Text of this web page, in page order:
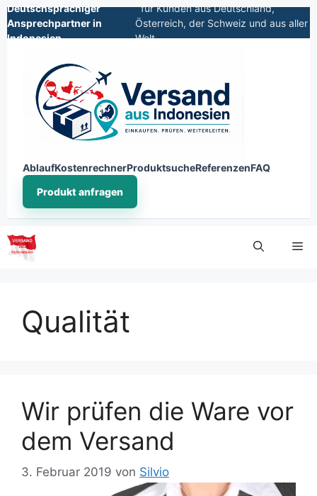
Deutschsprachiger
Ansprechpartner in
Indonesien
für Kunden aus Deutschland,
Österreich, der Schweiz und aus aller
Welt
AblaufKostenrechnerProduktsucheReferenzenFAQ
Produkt anfragen
Qualität
Wir prüfen die Ware vor
dem Versand
3. Februar 2019 von Silvio